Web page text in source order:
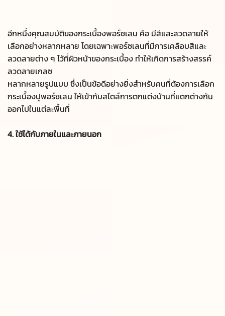
อีกหนึ่งคุณสมบัติของกระเบื้องพอร์ซเลน คือ มีสีและลวดลายให้
เลือกอย่างหลากหลาย โดยเฉพาะพอร์ซเลนที่มีการเคลือบสีและ
ลวดลายต่าง ๆ ไว้ที่ผิวหน้าของกระเบื้อง ทำให้เกิดการสร้างสรรค์
ลวดลายเกลซ
หลากหลายรูปแบบ ซึ่งเป็นข้อดีอย่างยิ่งสำหรับคนที่ต้องการเลือก
กระเบื้องปูพอร์ซเลน ให้เข้ากับสไตล์การตกแต่งบ้านที่แตกต่างกัน
ออกไปในแต่ละพื้นที่
4. ใช้ได้กับภายในและภายนอก